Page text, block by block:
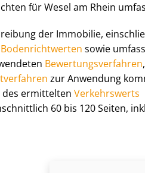
für Wesel am Rhein
der Immobilie,
Bo­den­richt­wer­ten sowie
Be­wer­tungs­ver­fah­ren
zur Anwendung
des ermittelten Verkehrswerts
60 bis 120 Seiten,